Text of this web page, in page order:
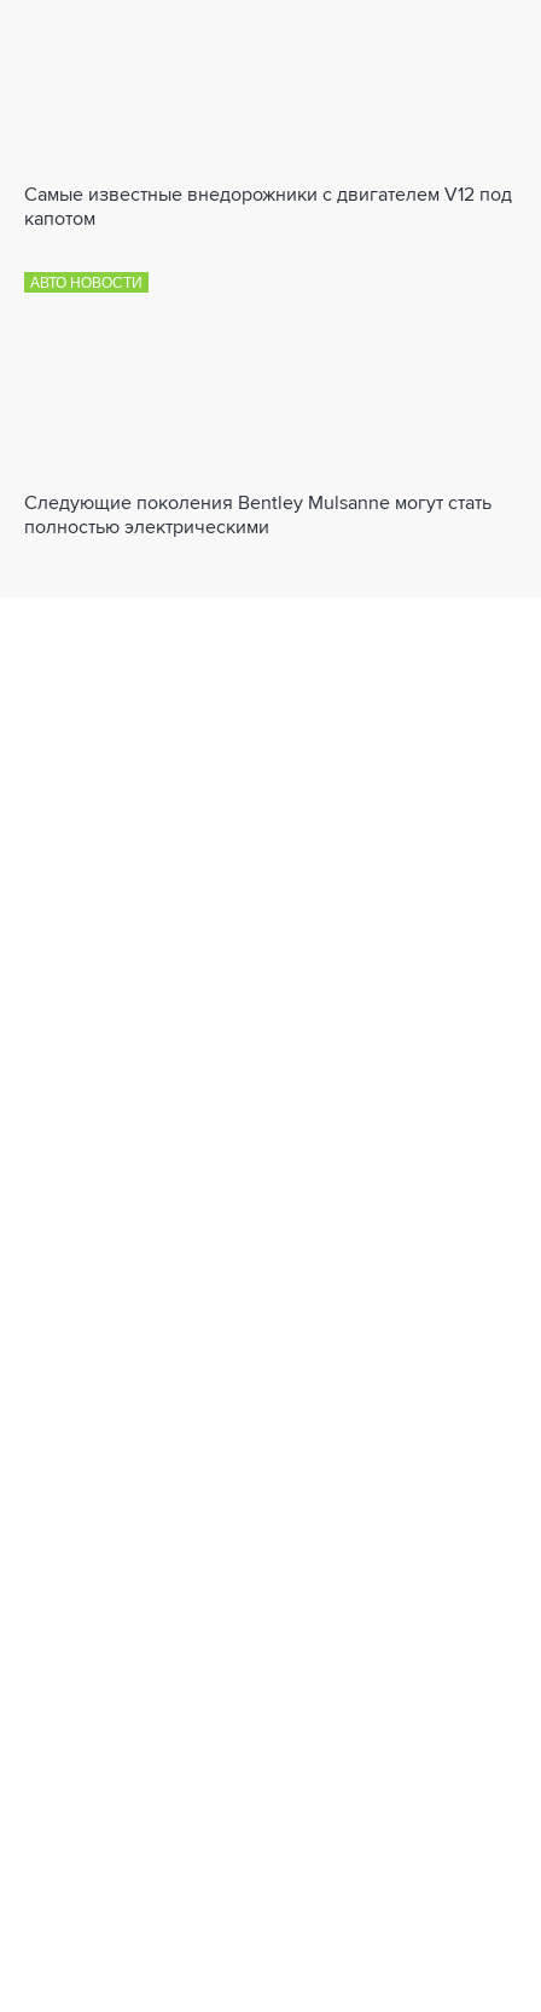
Самые известные внедорожники с двигателем V12 под
капотом
АВТО НОВОСТИ
Следующие поколения Bentley Mulsanne могут стать
полностью электрическими